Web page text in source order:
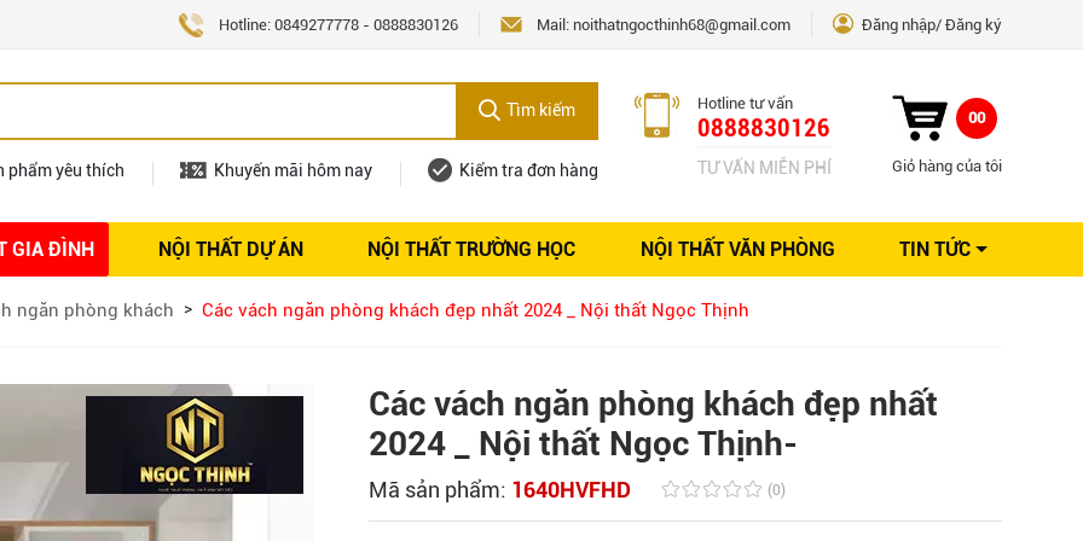
Hotline: 0849277778 - 0888830126 Mail: noithatngocthinh68@gmail.com Đăng nhập Đăng ký
Tìm kiếm
phẩm yêu thích Khuyến mãi hôm nay Kiểm tra đơn hàng
Hotline tư vấn
0888830126
TƯ VẤN MIỄN PHÍ
00
Giỏ hàng của tôi
GIA ĐÌNH NỘI THẤT DỰ ÁN NỘI THẤT TRƯỜNG HỌC NỘI THẤT VĂN PHÒNG TIN TỨC
thất Tuyển dụng
Sáng tạo
Giải pháp thiết kế
ngăn phòng khách Các vách ngăn phòng khách đẹp nhất 2024 _ Nội thất Ngọc Thịnh
Các vách ngăn phòng khách đẹp nhất
2024 _ Nội thất Ngọc Thịnh-
Mã sản phẩm: 1640HVFHD (0)